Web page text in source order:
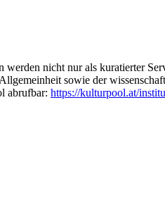
nicht nur als kuratierter
sowie der
abrufbar: https://kulturpool.at/